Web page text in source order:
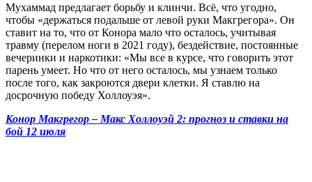
Мухаммад предлагает борьбу и клинчи. Всё, что угодно,
чтобы «держаться подальше от левой руки Макгрегора». Он
ставит на то, что от Конора мало что осталось, учитывая
травму (перелом ноги в 2021 году), бездействие, постоянные
вечеринки и наркотики: «Мы все в курсе, что говорить этот
парень умеет. Но что от него осталось, мы узнаем только
после того, как закроются двери клетки. Я ставлю на
досрочную победу Холлоуэя».
Конор Макгрегор – Макс Холлоуэй 2: прогноз и ставки на
бой 12 июля